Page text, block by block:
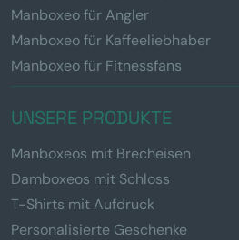
Manboxeo für Angler
Manboxeo für Kaffeeliebhaber
Manboxeo für Fitnessfans
UNSERE PRODUKTE
Manboxeos mit Brecheisen
Damboxeos mit Schloss
T-Shirts mit Aufdruck
Personalisierte Geschenke